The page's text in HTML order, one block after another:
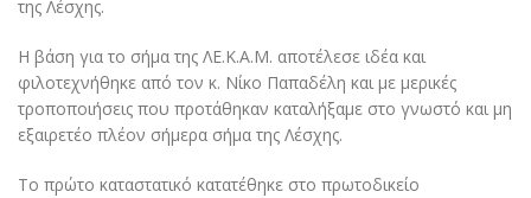
της Λέσχης.
Η βάση για το σήμα της ΛΕ.Κ.Α.Μ. αποτέλεσε ιδέα και
φιλοτεχνήθηκε από τον κ. Νίκο Παπαδέλη και με μερικές
τροποποιήσεις που προτάθηκαν καταλήξαμε στο γνωστό και μη
εξαιρετέο πλέον σήμερα σήμα της Λέσχης.
Το πρώτο καταστατικό κατατέθηκε στο πρωτοδικείο